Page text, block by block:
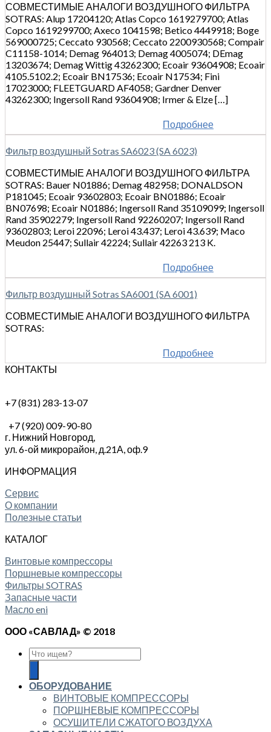
СОВМЕСТИМЫЕ АНАЛОГИ ВОЗДУШНОГО ФИЛЬТРА
SOTRAS: Alup 17204120; Atlas Copco 1619279700; Atlas
Copco 1619299700; Axeco 1041598; Betico 4449918; Boge
569000725; Ceccato 930568; Ceccato 2200930568; Compair
C11158-1014; Demag 964013; Demag 4005074; DEmag
13203674; Demag Wittig 43262300; Ecoair 93604908; Ecoair
4105.5102.2; Ecoair BN17536; Ecoair N17534; Fini
17023000; FLEETGUARD AF4058; Gardner Denver
43262300; Ingersoll Rand 93604908; Irmer & Elze […]
Подробнее
Фильтр воздушный Sotras SA6023 (SA 6023)
СОВМЕСТИМЫЕ АНАЛОГИ ВОЗДУШНОГО ФИЛЬТРА
SOTRAS: Bauer N01886; Demag 482958; DONALDSON
P181045; Ecoair 93602803; Ecoair BN01886; Ecoair
BN07698; Ecoair N01886; Ingersoll Rand 35109099; Ingersoll
Rand 35902279; Ingersoll Rand 92260207; Ingersoll Rand
93602803; Leroi 22096; Leroi 43.437; Leroi 43.639; Maco
Meudon 25447; Sullair 42224; Sullair 42263 213 K.
Подробнее
Фильтр воздушный Sotras SA6001 (SA 6001)
СОВМЕСТИМЫЕ АНАЛОГИ ВОЗДУШНОГО ФИЛЬТРА
SOTRAS:
Подробнее
КОНТАКТЫ
+7 (831) 283-13-07
+7 (920) 009-90-80
г. Нижний Новгород,
ул. 6-ой микрорайон, д.21А,оф.9
ИНФОРМАЦИЯ
Сервис
О компании
Полезные статьи
КАТАЛОГ
Винтовые компрессоры
Поршневые компрессоры
Фильтры SOTRAS
Запасные части
Масло eni
ООО «САВЛАД» © 2018
ОБОРУДОВАНИЕ
ВИНТОВЫЕ КОМПРЕССОРЫ
ПОРШНЕВЫЕ КОМПРЕССОРЫ
ОСУШИТЕЛИ СЖАТОГО ВОЗДУХА